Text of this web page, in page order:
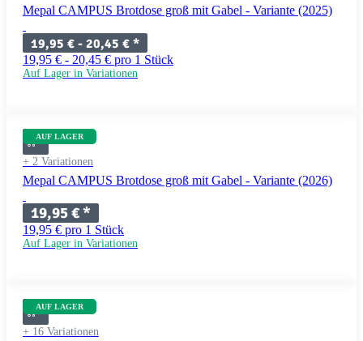
Mepal CAMPUS Brotdose groß mit Gabel - Variante (2025)
19,95 € - 20,45 € *
19,95 € - 20,45 € pro 1 Stück
Auf Lager in Variationen
AUF LAGER
+ 2 Variationen
Mepal CAMPUS Brotdose groß mit Gabel - Variante (2026)
19,95 €*
19,95 € pro 1 Stück
Auf Lager in Variationen
AUF LAGER
+ 16 Variationen